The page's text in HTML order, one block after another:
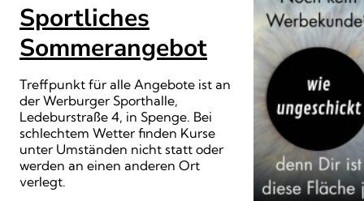
Sportliches
Sommerangebot
Treffpunkt für alle Angebote ist an
der Werburger Sporthalle,
Ledeburstraße 4, in Spenge. Bei
schlechtem Wetter finden Kurse
unter Umständen nicht statt oder
werden an einen anderen Ort
verlegt.